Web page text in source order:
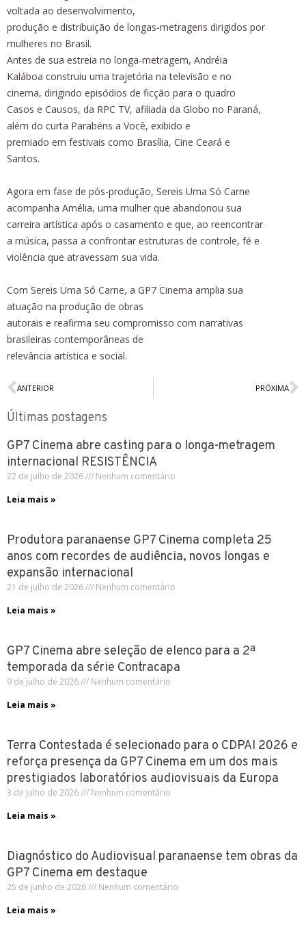
voltada ao desenvolvimento,
produção e distribuição de longas-metragens dirigidos por
mulheres no Brasil.
Antes de sua estreia no longa-metragem, Andréia
Kaláboa construiu uma trajetória na televisão e no
cinema, dirigindo episódios de ficção para o quadro
Casos e Causos, da RPC TV, afiliada da Globo no Paraná,
além do curta Parabéns a Você, exibido e
premiado em festivais como Brasília, Cine Ceará e
Santos.
Agora em fase de pós-produção, Sereis Uma Só Carne
acompanha Amélia, uma mulher que abandonou sua
carreira artística após o casamento e que, ao reencontrar
a música, passa a confrontar estruturas de controle, fé e
violência que atravessam sua vida.
Com Sereis Uma Só Carne, a GP7 Cinema amplia sua
atuação na produção de obras
autorais e reafirma seu compromisso com narrativas
brasileiras contemporâneas de
relevância artística e social.
ANTERIOR PRÓXIMA
Últimas postagens
GP7 Cinema abre casting para o longa-metragem
internacional RESISTÊNCIA
22 de julho de 2026
Nenhum comentário
Leia mais »
Produtora paranaense GP7 Cinema completa 25
anos com recordes de audiência, novos longas e
expansão internacional
21 de julho de 2026
Nenhum comentário
Leia mais »
GP7 Cinema abre seleção de elenco para a 2ª
temporada da série Contracapa
9 de julho de 2026
Nenhum comentário
Leia mais »
Terra Contestada é selecionado para o CDPAI 2026 e
reforça presença da GP7 Cinema em um dos mais
prestigiados laboratórios audiovisuais da Europa
3 de julho de 2026
Nenhum comentário
Leia mais »
Diagnóstico do Audiovisual paranaense tem obras da
GP7 Cinema em destaque
25 de junho de 2026
Nenhum comentário
Leia mais »